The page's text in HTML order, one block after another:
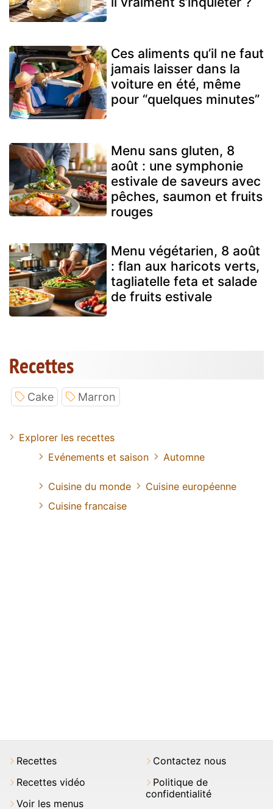
Ces aliments qu’il ne faut
jamais laisser dans la
voiture en été, même
pour “quelques minutes”
Menu sans gluten, 8
août : une symphonie
estivale de saveurs avec
pêches, saumon et fruits
rouges
Menu végétarien, 8 août
: flan aux haricots verts,
tagliatelle feta et salade
de fruits estivale
Recettes
Cake Marron
Explorer les recettes
Evénements et saison
Automne
Cuisine du monde
Cuisine européenne
Cuisine francaise
Recettes
Recettes vidéo
Voir les menus
Contactez nous
Politique de
confidentialité